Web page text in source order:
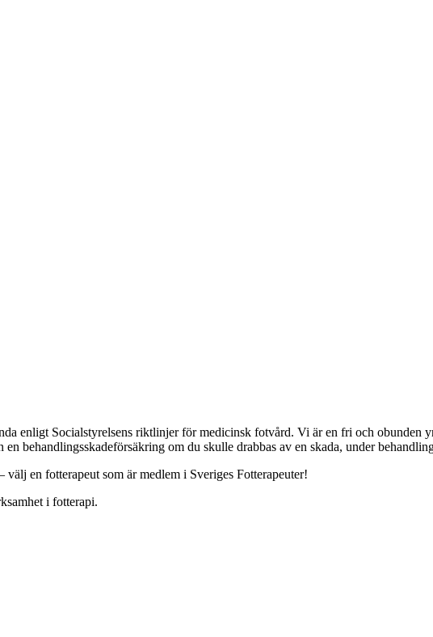
enligt Socialstyrelsens riktlinjer för medicinsk fotvård. Vi är en fri och obunden
en behandlingsskadeförsäkring om du skulle drabbas av en skada, under
en fotterapeut som är medlem i Sveriges Fotterapeuter!
i fotterapi.